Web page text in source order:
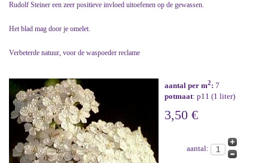
Rudolf Steiner een zeer positieve invloed uitoefenen op de gewassen.
Het blad mag door je omelet.
Verbeterde natuur, voor de waspoeder reclame
aantal per m2: 7
potmaat: p11 (1 liter)
3,50 €
aantal: